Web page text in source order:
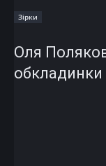
Зірки
Оля
обкладинки